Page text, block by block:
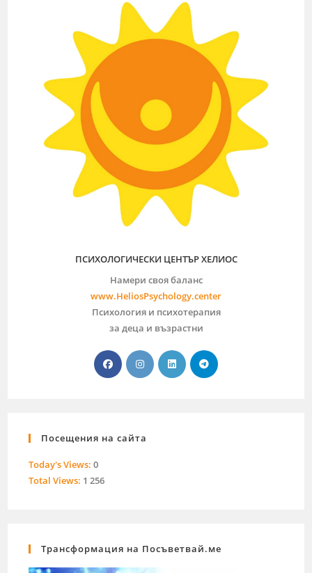
ПСИХОЛОГИЧЕСКИ ЦЕНТЪР ХЕЛИОС
Намери своя баланс
www.HeliosPsychology.center
Психология и психотерапия
за деца и възрастни
Посещения на сайта
Today's Views:0
Total Views: 1 256
Трансформация на Посъветвай.ме